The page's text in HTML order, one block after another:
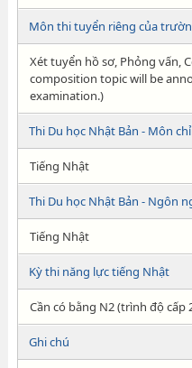
Môn thi tuyển riêng của
Xét tuyển hồ sơ, Phỏng vấn,
composition topic will be
examination.)
Thi Du học Nhật Bản - Môn
Tiếng Nhật
Thi Du học Nhật Bản - Ngôn
Tiếng Nhật
Kỳ thi năng lực tiếng Nhật
Cần có bằng N2 (trình độ cấp
Ghi chú